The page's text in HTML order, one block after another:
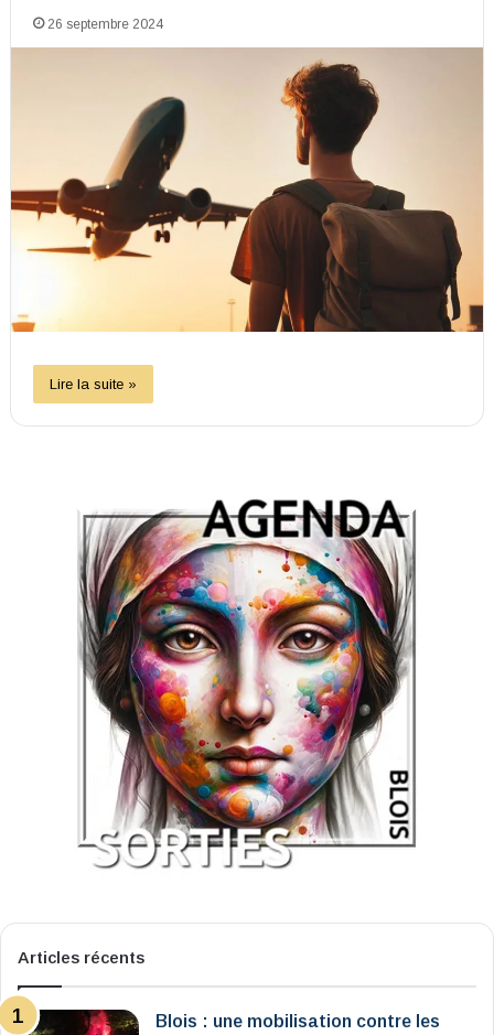
26 septembre 2024
Lire la suite »
Articles récents
Blois : une mobilisation contre les